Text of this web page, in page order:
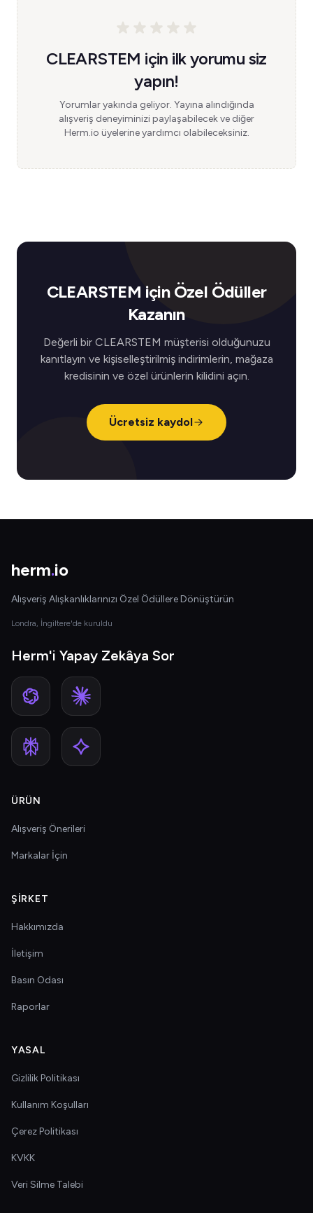
CLEARSTEM için ilk yorumu siz
yapın!
Yorumlar yakında geliyor. Yayına alındığında
alışveriş deneyiminizi paylaşabilecek ve diğer
Herm.io üyelerine yardımcı olabileceksiniz.
CLEARSTEM için Özel Ödüller
Kazanın
Değerli bir CLEARSTEM müşterisi olduğunuzu
kanıtlayın ve kişiselleştirilmiş indirimlerin, mağaza
kredisinin ve özel ürünlerin kilidini açın.
Ücretsiz kaydol
herm.io
Alışveriş Alışkanlıklarınızı Özel Ödüllere Dönüştürün
Londra, İngiltere'de kuruldu
Herm'i Yapay Zekâya Sor
ÜRÜN
Alışveriş Önerileri
Markalar İçin
ŞIRKET
Hakkımızda
İletişim
Basın Odası
Raporlar
YASAL
Gizlilik Politikası
Kullanım Koşulları
Çerez Politikası
KVKK
Veri Silme Talebi